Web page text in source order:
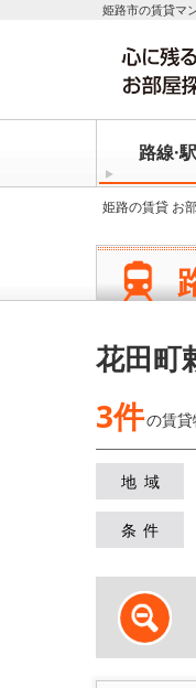
姫路市の賃貸マ
路線·
姫路の賃貸 お
花田町
3件の賃
地域
条件